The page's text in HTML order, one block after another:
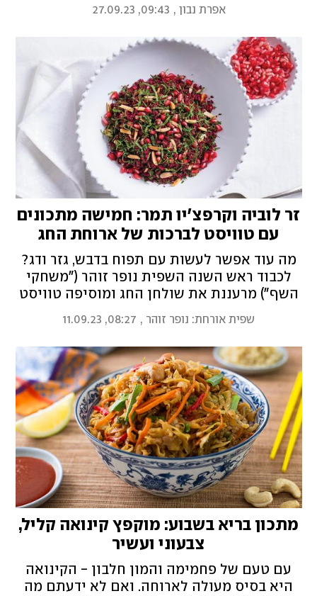
הקרובה - ויש לנו גם מתכונים
אפרת נבון ,
09:43, 27.09.23
זר לוביה וקרפצ'יו תמר: חמישה מתכונים
עם טוויסט לברכות של ארוחת החג
מה עוד אפשר לעשות עם תפוח בדבש, גזר ודג?
לכבוד ראש השנה השפית נופר זוהר ("משחקי
השף") מרעננת את שולחן החג ומוסיפה טוויסט
שפית אורחת: נופר זוהר ,
08:27, 11.09.23
מתכון בריא בשבוע: מוקפץ קינואה קליל,
צבעוני ועשיר
עם טעם של פחמימה והמון חלבון - הקינואה
היא בסיס מעולה לארוחה. ואם לא ידעתם מה